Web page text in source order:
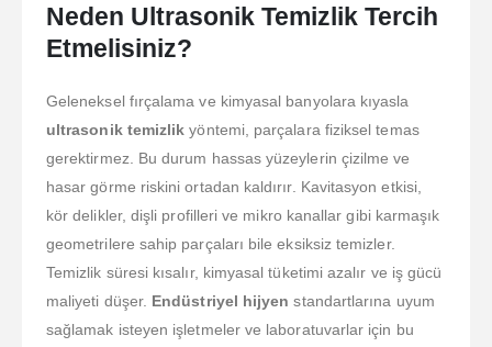
Neden Ultrasonik Temizlik Tercih
Etmelisiniz?
Geleneksel fırçalama ve kimyasal banyolara kıyasla
ultrasonik temizlik yöntemi, parçalara fiziksel temas
gerektirmez. Bu durum hassas yüzeylerin çizilme ve
hasar görme riskini ortadan kaldırır. Kavitasyon etkisi,
kör delikler, dişli profilleri ve mikro kanallar gibi karmaşık
geometrilere sahip parçaları bile eksiksiz temizler.
Temizlik süresi kısalır, kimyasal tüketimi azalır ve iş gücü
maliyeti düşer. Endüstriyel hijyen standartlarına uyum
sağlamak isteyen işletmeler ve laboratuvarlar için bu